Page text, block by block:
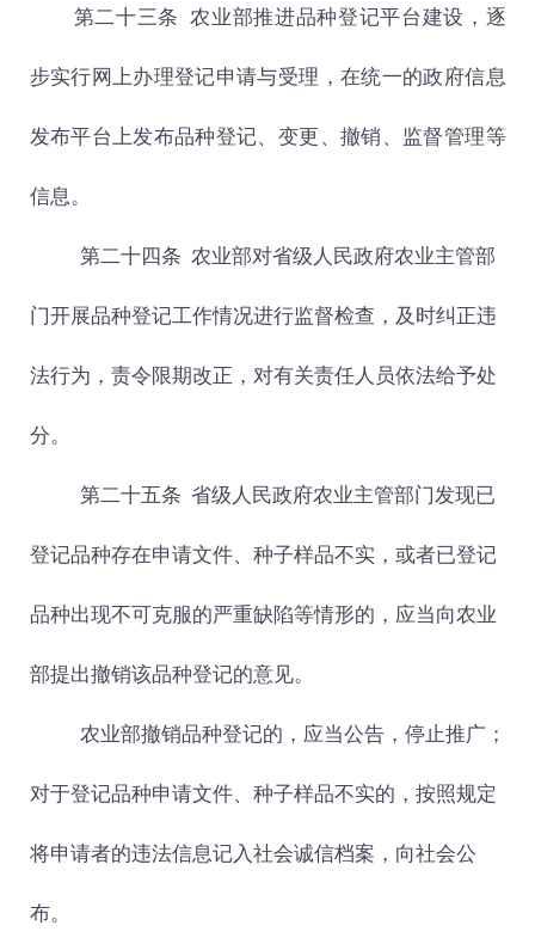
第二十三条 农业部推进品种登记平台建设，逐
步实行网上办理登记申请与受理，在统一的政府信息
发布平台上发布品种登记、变更、撤销、监督管理等
信息。
第二十四条 农业部对省级人民政府农业主管部
门开展品种登记工作情况进行监督检查，及时纠正违
法行为，责令限期改正，对有关责任人员依法给予处
分。
第二十五条 省级人民政府农业主管部门发现已
登记品种存在申请文件、种子样品不实，或者已登记
品种出现不可克服的严重缺陷等情形的，应当向农业
部提出撤销该品种登记的意见。
农业部撤销品种登记的，应当公告，停止推广；
对于登记品种申请文件、种子样品不实的，按照规定
将申请者的违法信息记入社会诚信档案，向社会公
布。